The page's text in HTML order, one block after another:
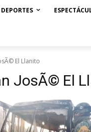
DEPORTES
El Llanito
JosÃ© El